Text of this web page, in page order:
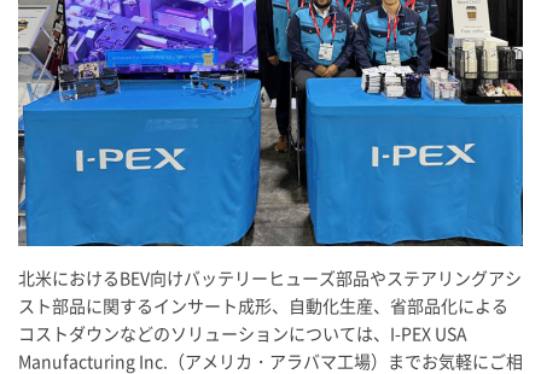
北米におけるBEV向けバッテリーヒューズ部品やステアリングアシ
スト部品に関するインサート成形、自動化生産、省部品化による
コストダウンなどのソリューションについては、 I-PEX USA
Manufacturing Inc.（アメリカ・アラバマ工場）までお気軽にご相